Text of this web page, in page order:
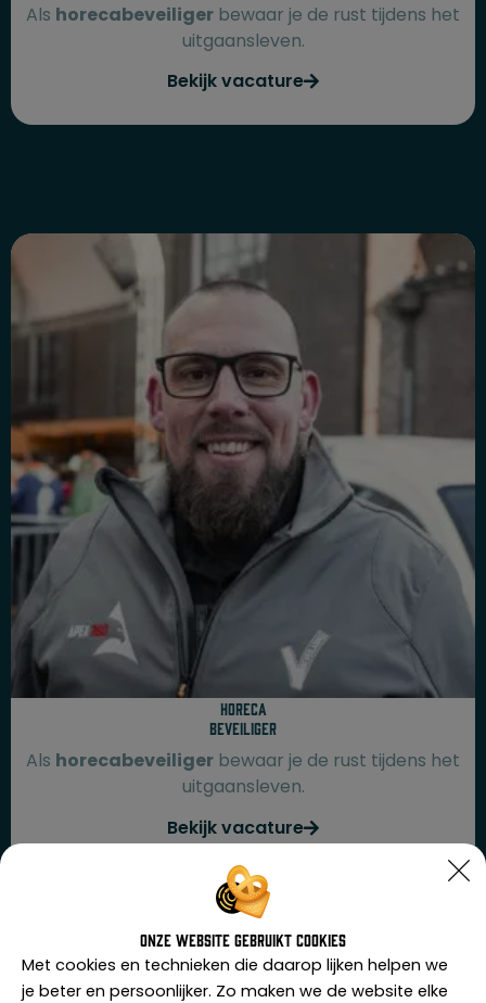
Als horecabeveiliger bewaar je de rust tijdens het
uitgaansleven.
Bekijk vacature
Horeca
beveiliger
Als horecabeveiliger bewaar je de rust tijdens het
uitgaansleven.
Bekijk vacature
Onze website gebruikt cookies
Met cookies en technieken die daarop lijken helpen we
je beter en persoonlijker. Zo maken we de website elke